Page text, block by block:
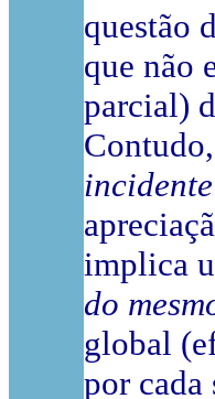
questão
que não
parcial)
incidente
implica
do
global
por cada